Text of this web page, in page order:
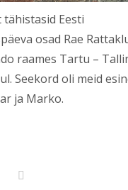
Eesti
osad Rae
raames Tartu –
Seekord oli meid
ja Marko.